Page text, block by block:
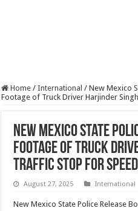
Home / International / New Mexico
Footage of Truck Driver Harjinder
New Mexico State
Footage of Truck
Traffic Stop for
August 27, 2025 International
New Mexico State Police Release